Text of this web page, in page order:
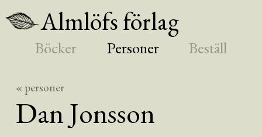
Almlöfs förlag
Böcker Personer Beställ
« personer
DanJonsson